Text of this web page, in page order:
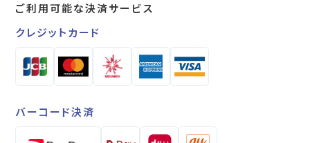
ご利用可能な決済サービス
クレジットカード
バーコード決済